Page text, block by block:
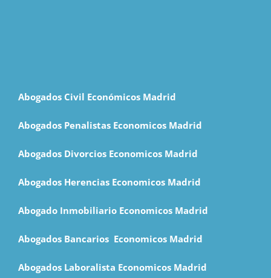
Abogados Civil Económicos Madrid
Abogados Penalistas Economicos Madrid
Abogados Divorcios Economicos Madrid
Abogados Herencias Economicos Madrid
Abogado Inmobiliario Economicos Madrid
Abogados Bancarios Economicos Madrid
Abogados Laboralista Economicos Madrid